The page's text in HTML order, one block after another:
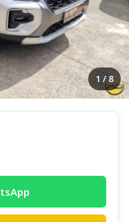
1 / 8
ao anunciante